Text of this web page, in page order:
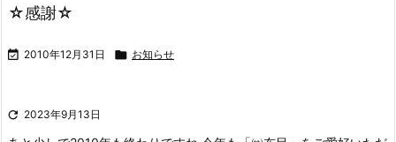
☆感謝☆
 2010年12月31日  お知らせ
 2023年9月13日